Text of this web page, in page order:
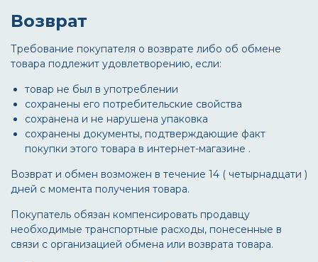
Возврат
Требование покупателя о возврате либо об обмене
товара подлежит удовлетворению, если:
товар не был в употреблении
сохранены его потребительские свойства
сохранена и не нарушена упаковка
сохранены документы, подтверждающие факт
покупки этого товара в интернет-магазине .
Возврат и обмен возможен в течение 14 ( четырнадцати )
дней с момента получения товара.
Покупатель обязан компенсировать продавцу
необходимые транспортные расходы, понесенные в
связи с организацией обмена или возврата товара.